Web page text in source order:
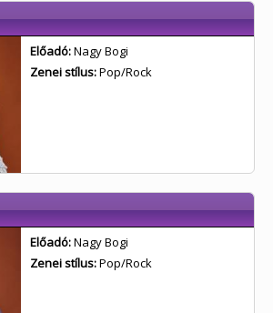
Előadó:Nagy Bogi
Zenei stílus:Pop/Rock
Előadó:Nagy Bogi
Zenei stílus:Pop/Rock